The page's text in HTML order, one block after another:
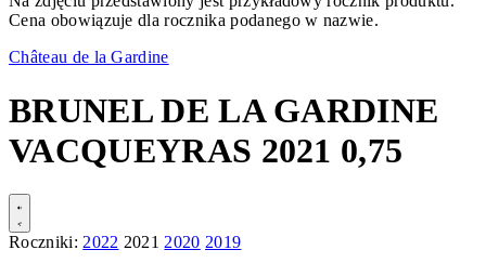
Cena obowiązuje dla rocznika podanego w nazwie.
Château de la Gardine
BRUNEL DE LA GARDINE
VACQUEYRAS 2021 0,75
Roczniki: 2022 2021 2020 2019